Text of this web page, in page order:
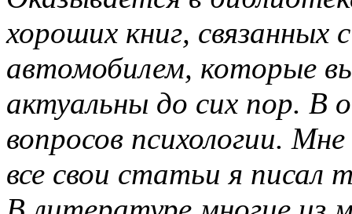
хороших книг,
автомобилем, которые
актуальны до сих пор. В
вопросов психологии.
все свои статьи я писал